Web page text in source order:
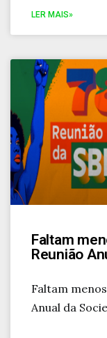
LER MAIS»
Faltam
Reunião
Faltam
Anual da